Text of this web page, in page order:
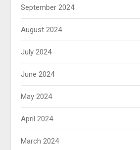
September 2024
August 2024
July 2024
June 2024
May 2024
April 2024
March 2024